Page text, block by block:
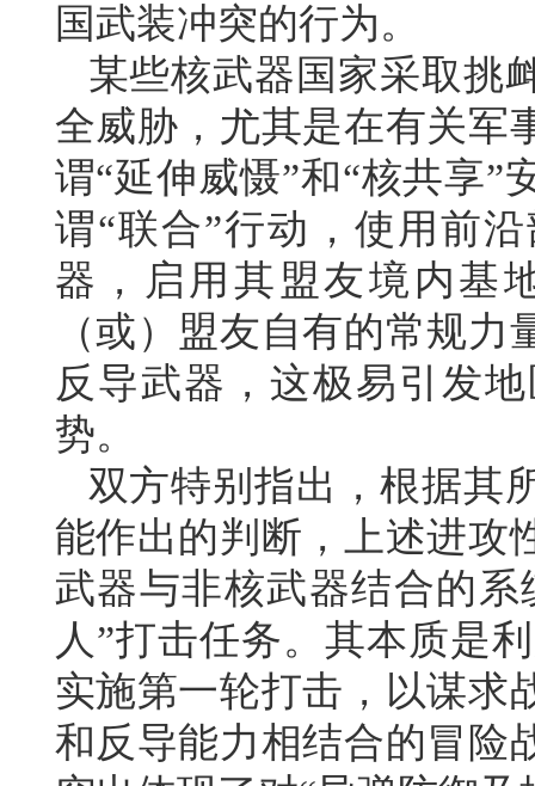
国武装冲突的行为。
某些核武器国家采取挑
全威胁，尤其是在有关军
谓“延伸威慑”和“核共享”
谓“联合”行动，使用前
器，启用其盟友境内基
（或）盟友自有的常规
反导武器，这极易引发
势。
双方特别指出，根据其
能作出的判断，上述进攻
武器与非核武器结合的
人”打击任务。其本质是
实施第一轮打击，以谋求
和反导能力相结合的冒险